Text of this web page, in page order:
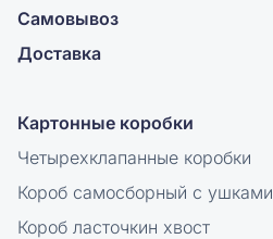
Самовывоз
Доставка
Картонные коробки
Четырехклапанные коробки
Короб самосборный с ушками
Короб ласточкин хвост